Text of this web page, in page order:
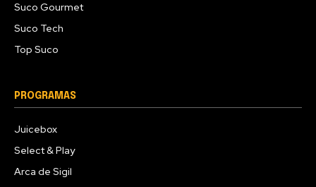
Suco Gourmet
Suco Tech
Top Suco
PROGRAMAS
Juicebox
Select & Play
Arca de Sigil